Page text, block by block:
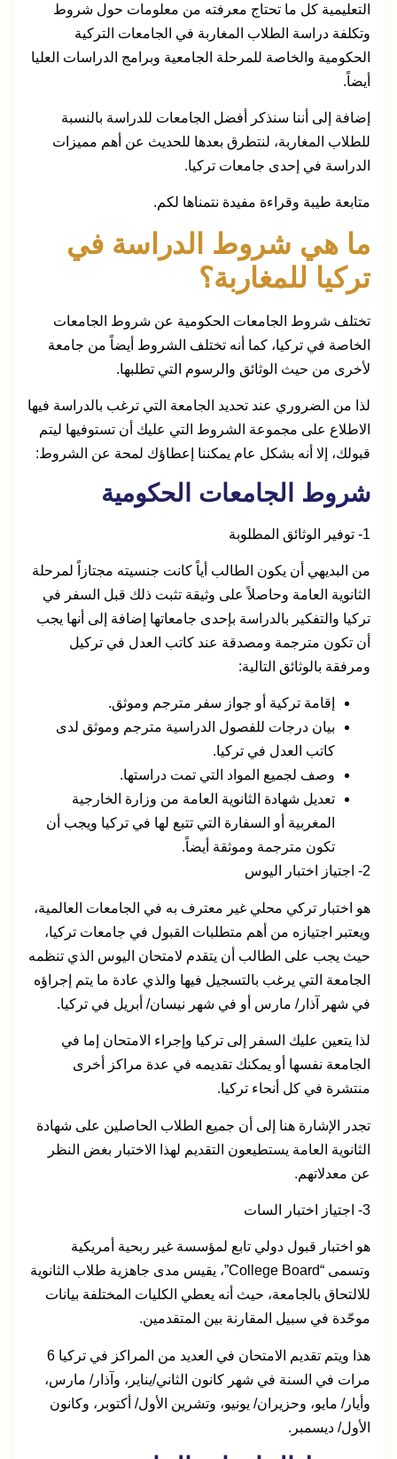
التعليمية كل ما تحتاج معرفته من معلومات حول شروط
وتكلفة دراسة الطلاب المغاربة في الجامعات التركية
الحكومية والخاصة للمرحلة الجامعية وبرامج الدراسات العليا
أيضاً.
إضافة إلى أننا سنذكر أفضل الجامعات للدراسة بالنسبة
للطلاب المغاربة، لنتطرق بعدها للحديث عن أهم مميزات
الدراسة في إحدى جامعات تركيا.
متابعة طيبة وقراءة مفيدة نتمناها لكم.
ما هي شروط الدراسة في
تركيا للمغاربة؟
تختلف شروط الجامعات الحكومية عن شروط الجامعات
الخاصة في تركيا، كما أنه تختلف الشروط أيضاً من جامعة
لأخرى من حيث الوثائق والرسوم التي تطلبها.
لذا من الضروري عند تحديد الجامعة التي ترغب بالدراسة فيها
الاطلاع على مجموعة الشروط التي عليك أن تستوفيها ليتم
قبولك، إلا أنه بشكل عام يمكننا إعطاؤك لمحة عن الشروط:
شروط الجامعات الحكومية
1- توفير الوثائق المطلوبة
من البديهي أن يكون الطالب أياً كانت جنسيته مجتازاً لمرحلة
الثانوية العامة وحاصلاً على وثيقة تثبت ذلك قبل السفر في
تركيا والتفكير بالدراسة بإحدى جامعاتها إضافة إلى أنها يجب
أن تكون مترجمة ومصدقة عند كاتب العدل في تركيل
ومرفقة بالوثائق التالية:
إقامة تركية أو جواز سفر مترجم وموثق.
بيان درجات للفصول الدراسية مترجم وموثق لدى
كاتب العدل في تركيا.
وصف لجميع المواد التي تمت دراستها.
تعديل شهادة الثانوية العامة من وزارة الخارجية
المغربية أو السفارة التي تتبع لها في تركيا ويجب أن
تكون مترجمة وموثقة أيضاً.
2-
اجتياز اختبار اليوس
هو اختبار تركي محلي غير معترف به في الجامعات العالمية،
ويعتبر اجتيازه من أهم متطلبات القبول في جامعات تركيا،
حيث يجب على الطالب أن يتقدم لامتحان اليوس الذي تنظمه
الجامعة التي يرغب بالتسجيل فيها والذي عادة ما يتم إجراؤه
في شهر آذار/ مارس أو في شهر نيسان/ أبريل في تركيا.
لذا يتعين عليك السفر إلى تركيا وإجراء الامتحان إما في
الجامعة نفسها أو يمكنك تقديمه في عدة مراكز أخرى
منتشرة في كل أنحاء تركيا.
تجدر الإشارة هنا إلى أن جميع الطلاب الحاصلين على شهادة
الثانوية العامة يستطيعون التقديم لهذا الاختبار بغض النظر
عن معدلاتهم.
3- اجتياز اختبار السات
هو اختبار قبول دولي تابع لمؤسسة غير ربحية أمريكية
وتسمى “College Board”، يقيس مدى جاهزية طلاب الثانوية
للالتحاق بالجامعة، حيث أنه يعطي الكليات المختلفة بيانات
موحّدة في سبيل المقارنة بين المتقدمين.
هذا ويتم تقديم الامتحان في العديد من المراكز في تركيا 6
مرات في السنة في شهر كانون الثاني/يناير، وآذار/ مارس،
وأيار/ مايو، وحزيران/ يونيو، وتشرين الأول/ أكتوبر، وكانون
الأول/ ديسمبر.